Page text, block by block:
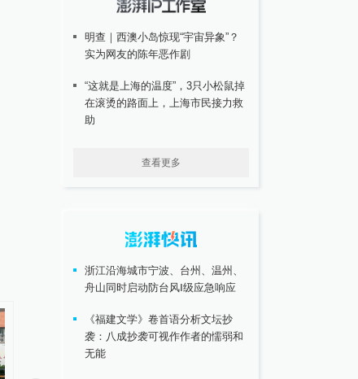
明查｜西澳小岛惊现“宇宙异象”？
实为网友的陈年恶作剧
“这就是上海的温度”，3只小松鼠掉
在滚烫的路面上，上海市民接力救
助
查看更多
浙江沿海城市宁波、台州、温州、
舟山同时启动防台风Ⅰ级应急响应
《福建文学》卷首语分析文坛抄
袭：八成抄袭可视作作者的懦弱和
无能